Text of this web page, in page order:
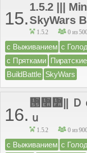
15.
1.5.2 |||
SkyWars
1.5.2 0 из
с Выживанием с
с Прятками Пиратские
BuildBattle SkyWars
16.
᝕៪៺|| Ｄ
ｕ
1.5.2 0 из
с Выживанием с